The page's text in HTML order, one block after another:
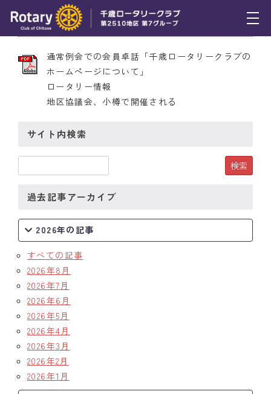
例会報告
活動報告
理事会報告
スケジュール
組織図
クラブのあゆみ
クラブの歴史
歴代会長・幹事
記念誌
案内
2011年4月21日 第2050号
通常例会での会員卓話「千歳ロータリークラブの
ホームページについて」
ロータリー情報
地区協議会、小樽で開催される
サイト内検索
過去記事アーカイブ
2026年の記事
すべての記事
2026年8月
2026年7月
2026年6月
2026年5月
2026年4月
2026年3月
2026年2月
2026年1月